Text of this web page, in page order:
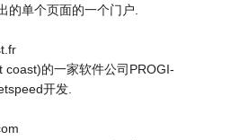
的单个页面的一个门户.
coast)的一家软件公司PROGI-
开发.